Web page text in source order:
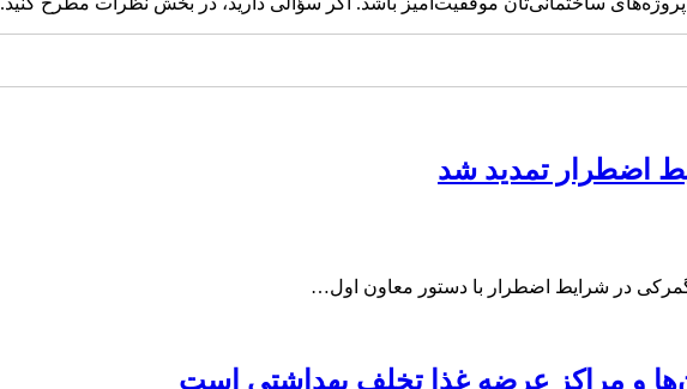
اضطرار تمدید شد
در شرایط اضطرار با دستور معاون اول…
و مراکز عرضه غذا تخلف بهداشتی است